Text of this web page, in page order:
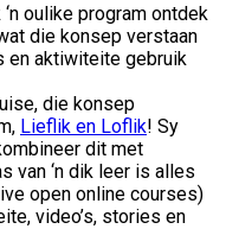
oulike program ontdek
die konsep verstaan
en aktiwiteite gebruik
die konsep
Lieflik en Loflik! Sy
dit met
van ‘n dik leer is alles
open online courses)
video’s, stories en